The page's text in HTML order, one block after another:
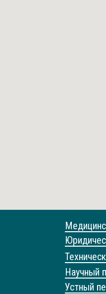
Научный
Устный